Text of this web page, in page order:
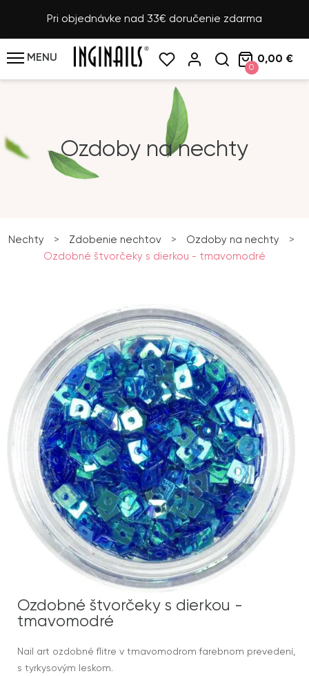
Pri objednávke nad 33€ doručenie zdarma
MENU
0
0,00 €
Ozdoby na nechty
Nechty > Zdobenie nechtov > Ozdoby na nechty
>
Ozdobné štvorčeky s dierkou - tmavomodré
Ozdobné štvorčeky s dierkou -
tmavomodré
Nail art ozdobné flitre v tmavomodrom farebnom prevedení,
s tyrkysovým leskom.